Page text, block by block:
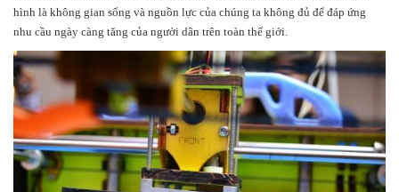
hình là không gian sống và nguồn lực của chúng ta không đủ để đáp ứng
nhu cầu ngày càng tăng của người dân trên toàn thế giới.